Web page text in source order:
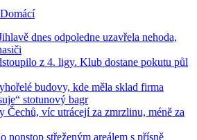
Domácí
dnes odpoledne uzavřela nehoda,
z 4. ligy. Klub dostane pokutu půl
budovy, kde měla sklad firma
stotunový bagr
Čechů, víc utrácejí za zmrzlinu, méně za
nonstop střeženým areálem s přísně